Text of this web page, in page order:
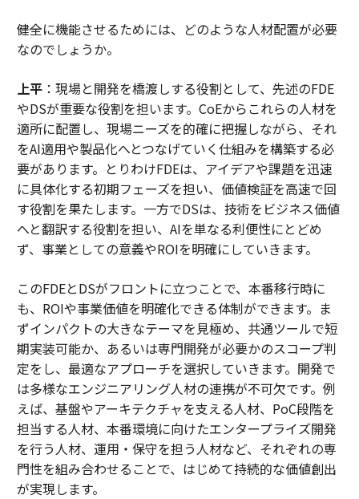
――健全に機能させるためには、どのような人材配置が必要
なのでしょうか。
上平：現場と開発を橋渡しする役割として、先述のFDE
やDSが重要な役割を担います。CoEからこれらの人材を
適所に配置し、現場ニーズを的確に把握しながら、それ
をAI適用や製品化へとつなげていく仕組みを構築する必
要があります。とりわけFDEは、アイデアや課題を迅速
に具体化する初期フェーズを担い、価値検証を高速で回
す役割を果たします。一方でDSは、技術をビジネス価値
へと翻訳する役割を担い、AIを単なる利便性にとどめ
ず、事業としての意義やROIを明確にしていきます。
このFDEとDSがフロントに立つことで、本番移行時に
も、ROIや事業価値を明確化できる体制ができます。ま
ずインパクトの大きなテーマを見極め、共通ツールで短
期実装可能か、あるいは専門開発が必要かのスコープ判
定をし、最適なアプローチを選択していきます。開発で
は多様なエンジニアリング人材の連携が不可欠です。例
えば、基盤やアーキテクチャを支える人材、PoC段階を
担当する人材、本番環境に向けたエンタープライズ開発
を行う人材、運用・保守を担う人材など、それぞれの専
門性を組み合わせることで、はじめて持続的な価値創出
が実現します。